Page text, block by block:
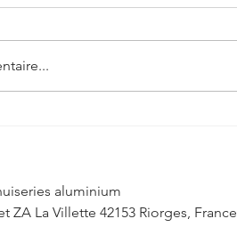
aluminium
ZA La Villette 42153 Riorges, France